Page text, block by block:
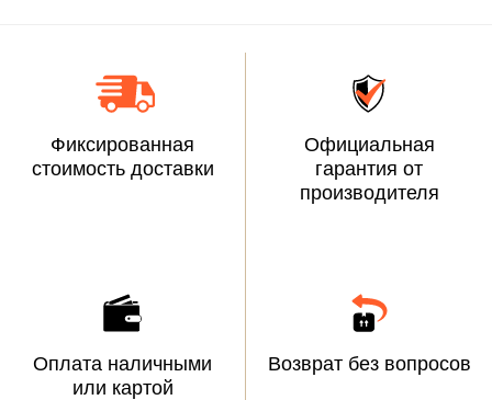
Фиксированная
стоимость доставки
Официальная
гарантия от
производителя
Оплата наличными
или картой
Возврат без вопросов